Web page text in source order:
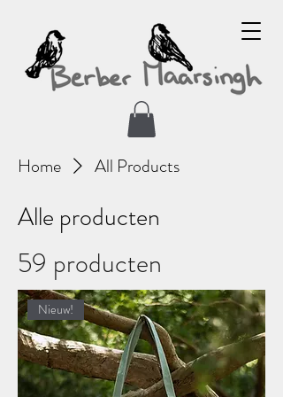
Home All Products
Alle producten
59 producten
Nieuw!